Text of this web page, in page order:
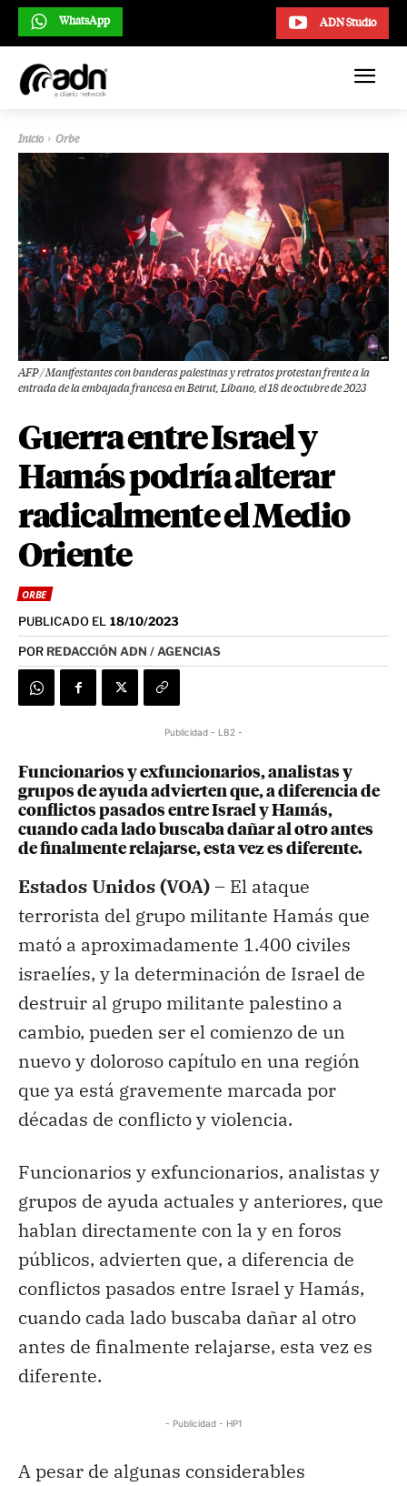
ADN Studio
WhatsApp
Inicio Orbe
AFP / Manifestantes con banderas palestinas y retratos protestan frente a la
entrada de la embajada francesa en Beirut, Líbano, el 18 de octubre de 2023
Guerra entre Israel y
Hamás podría alterar
radicalmente el Medio
Oriente
ORBE
PUBLICADO EL 18/10/2023
POR REDACCIÓN ADN / AGENCIAS
Publicidad - LB2 -
Funcionarios y exfuncionarios, analistas y
grupos de ayuda advierten que, a diferencia de
conflictos pasados entre Israel y Hamás,
cuando cada lado buscaba dañar al otro antes
de finalmente relajarse, esta vez es diferente.
Estados Unidos (VOA) – El ataque
terrorista del grupo militante Hamás que
mató a aproximadamente 1.400 civiles
israelíes, y la determinación de Israel de
destruir al grupo militante palestino a
cambio, pueden ser el comienzo de un
nuevo y doloroso capítulo en una región
que ya está gravemente marcada por
décadas de conflicto y violencia.
Funcionarios y exfuncionarios, analistas y
grupos de ayuda actuales y anteriores, que
hablan directamente con la y en foros
públicos, advierten que, a diferencia de
conflictos pasados entre Israel y Hamás,
cuando cada lado buscaba dañar al otro
antes de finalmente relajarse, esta vez es
diferente.
- Publicidad - HP1
A pesar de algunas considerables